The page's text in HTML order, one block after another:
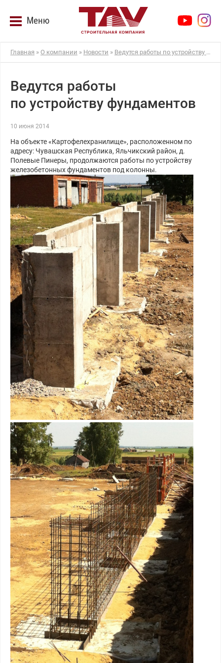
Меню
Главная » О компании » Новости » Ведутся работы по устройству фундаментов
Ведутся работы
по устройству фундаментов
10 июня 2014
На объекте «Картофелехранилище», расположенном по
адресу: Чувашская Республика, Яльчикский район, д.
Полевые Пинеры, продолжаются работы по устройству
железобетонных фундаментов под колонны.